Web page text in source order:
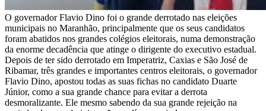
O governador Flavio Dino foi o grande derrotado nas eleições
municipais no Maranhão, principalmente que os seus candidatos
foram abatidos nos grandes colégios eleitorais, numa demonstração
da enorme decadência que atinge o dirigente do executivo estadual.
Depois de ter sido derrotado em Imperatriz, Caxias e São José de
Ribamar, três grandes e importantes centros eleitorais, o governador
Flavio Dino, apostou todas as suas fichas no candidato Duarte
Júnior, como a sua grande chance para evitar a derrota
desmoralizante. Ele mesmo sabendo da sua grande rejeição na